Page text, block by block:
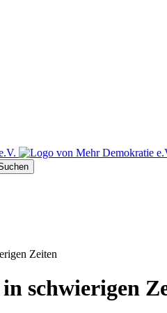
Zeiten
schwierigen